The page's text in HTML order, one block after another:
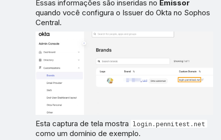
Essas informações são inseridas no Emissor
quando você configura o Issuer do Okta no Sophos
Central.
Esta captura de tela mostra login.pennitest.net
como um domínio de exemplo.